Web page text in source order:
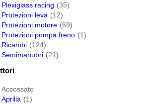
Plexiglass racing (35)
Protezioni leva (12)
Protezioni motore (69)
Protezioni pompa freno (1)
Ricambi (124)
Semimanubri (21)
Accossato
Aprilia (1)